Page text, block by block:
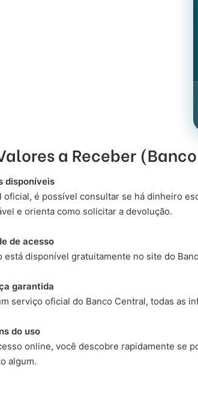
a Receber
disponíveis
oficial, é possível consultar se há dinheiro
e orienta como solicitar a devolução.
de acesso
está disponível gratuitamente no site do
garantida
serviço oficial do Banco Central, todas as
do uso
online, você descobre rapidamente se
algum.